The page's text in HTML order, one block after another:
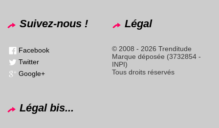
Suivez-nous !
Facebook
Twitter
Google+
Légal
© 2008 - 2026 Trenditude
Marque déposée (3732854 -
INPI)
Tous droits réservés
Légal bis...